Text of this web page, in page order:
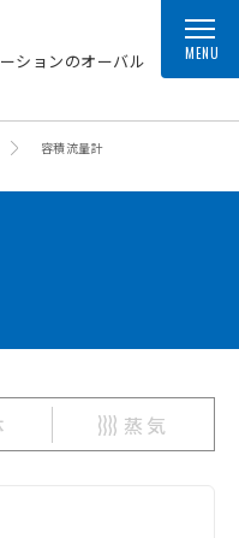
ションのオーバル MENU
容積流量計
蒸気